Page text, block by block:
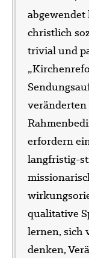
christlich
trivial und
erfordern
langfristig-
qualitative
lernen, sich
denken,